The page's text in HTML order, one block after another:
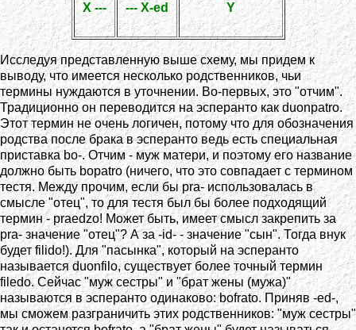
X --- --- X-ed Y
Исследуя представленную выше схему, мы придем к
выводу, что имеется несколько родственников, чьи
термины нуждаются в уточнении. Во-первых, это "отчим".
Традиционно он переводится на эсперанто как duonpatro.
Этот термин не очень логичен, потому что для обозначения
родства после брака в эсперанто ведь есть специальная
приставка bo-. Отчим - муж матери, и поэтому его название
должно быть bopatro (ничего, что это совпадает с термином
тестя. Между прочим, если бы pra- использовалась в
смысле "отец", то для тестя был бы более подходящий
термин - praedzo! Может быть, имеет смысл закрепить за
pra- значение "отец"? А за -id- - значение "сын". Тогда внук
будет filido!). Для "пасынка", который на эсперанто
называется duonfilo, существует более точный термин
filedo. Сейчас "муж сестры" и "брат жены (мужа)"
называются в эсперанто одинаково: bofrato. Приняв -ed-,
мы сможем разграничить этих родственников: "муж сестры"